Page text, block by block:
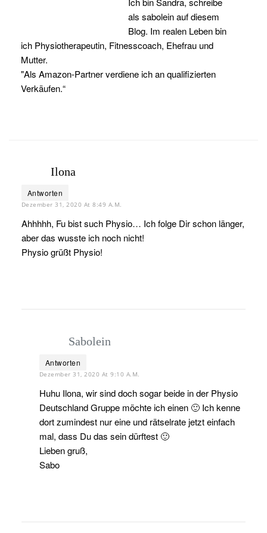
als sabolein auf diesem
Blog. Im realen Leben bin
ich Physiotherapeutin, Fitnesscoach, Ehefrau und
Mutter.
"Als Amazon-Partner verdiene ich an qualifizierten
Verkäufen.“
Ilona
Antworten
Dezember 31, 2020 At 8:49 A.m.
Ahhhhh, Fu bist such Physio… Ich folge Dir schon länger,
aber das wusste ich noch nicht!
Physio grüßt Physio!
Sabolein
Antworten
Dezember 31, 2020 At 9:10 A.m.
Huhu Ilona, wir sind doch sogar beide in der Physio
Deutschland Gruppe möchte ich einen 🙂 Ich kenne
dort zumindest nur eine und rätselrate jetzt einfach
mal, dass Du das sein dürftest 🙂
Lieben gruß,
Sabo